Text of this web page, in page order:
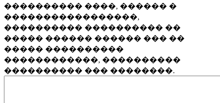
���������� ����, ������ �
�����������������,
���������� ���������� ��
����� ������ ������ ��� ��
����� ����������
������������, ����������
���������� ��� ��������.